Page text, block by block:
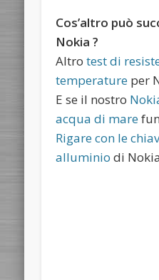
Cos’altro può
Nokia ?
Altro test di
temperature per
E se il nostro
acqua di mare
Rigare con le
alluminio di